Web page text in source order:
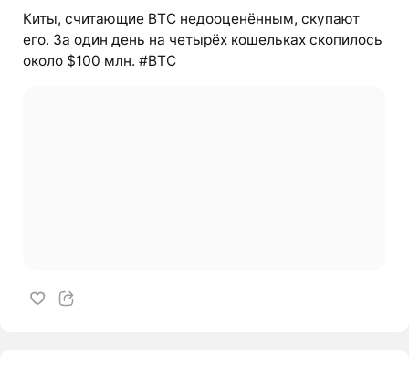
Киты, считающие BTC недооценённым, скупают
его. За один день на четырёх кошельках скопилось
около $100 млн. #BTC